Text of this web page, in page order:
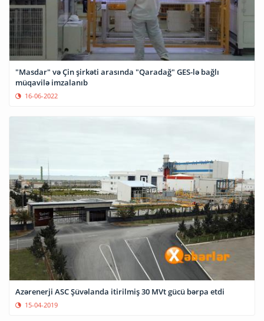
"Masdar" və Çin şirkəti arasında "Qaradağ" GES-lə bağlı
müqavilə imzalanıb
16-06-2022
Azərenerji ASC Şüvəlanda itirilmiş 30 MVt gücü bərpa etdi
15-04-2019